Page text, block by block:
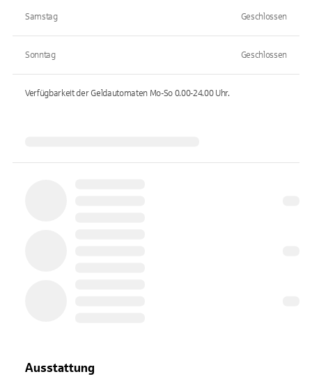
Samstag Geschlossen
Sonntag Geschlossen
Verfügbarkeit der Geldautomaten Mo-So 0.00-24.00Uhr.
Ausstattung